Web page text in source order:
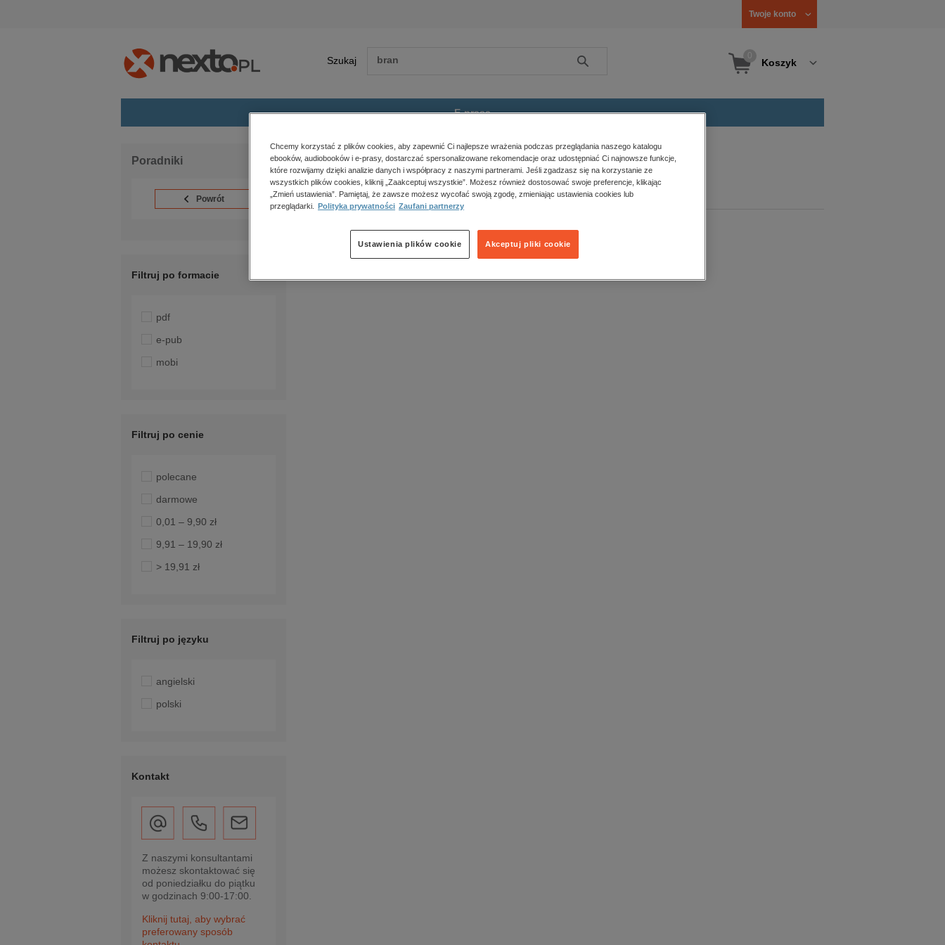
Twoje konto
Szukaj Szukaj Koszyk
E-prasa
Zobacz wszystkie E-prasa
budownictwo, aranżacja wnętrz
biznesowe, branżowe, gospodarka
darmowe wydania
komputery, internet, technologie,
polityka, społeczno-informacyjne
psychologiczne
inne
historia
zdrowie
Strona główna ebooki Biznes Poradniki
Poradniki – ebooki
Poradniki
Powrót
Filtruj po formacie
pdf
e-pub
mobi
Filtruj po cenie
polecane
darmowe
0,01 – 9,90 zł
9,91 – 19,90 zł
> 19,91 zł
Filtruj po języku
angielski
polski
Kontakt
Z naszymi konsultantami
możesz skontaktować się
od poniedziałku do piątku
w godzinach 9:00-17:00.
Kliknij tutaj, aby wybrać
preferowany sposób
Chcemy korzystać z plików cookies, aby zapewnić Ci najlepsze wrażenia podczas przeglądania naszego katalogu
ebooków, audiobooków i e-prasy, dostarczać spersonalizowane rekomendacje oraz udostępniać Ci najnowsze funkcje,
które rozwijamy dzięki analizie danych i współpracy z naszymi partnerami. Jeśli zgadzasz się na korzystanie ze
wszystkich plików cookies, kliknij „Zaakceptuj wszystkie”. Możesz również dostosować swoje preferencje, klikając
„Zmień ustawienia”. Pamiętaj, że zawsze możesz wycofać swoją zgodę, zmieniając ustawienia cookies lub
przeglądarki.
Polityka prywatności Zaufani partnerzy
Akceptuj pliki cookie
Ustawienia plików cookie